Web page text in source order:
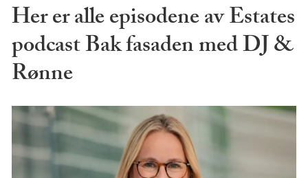
Her er alle episodene av Estates
podcast Bak fasaden med DJ &
Rønne